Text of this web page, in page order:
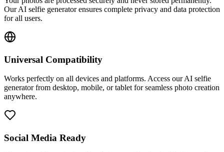
Our AI selfie generator ensures complete privacy and data protection
for all users.
Universal Compatibility
Works perfectly on all devices and platforms. Access our AI selfie
generator from desktop, mobile, or tablet for seamless photo creation
anywhere.
Social Media Ready